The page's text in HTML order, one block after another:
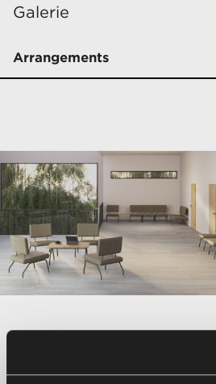
Galerie
Arrangements